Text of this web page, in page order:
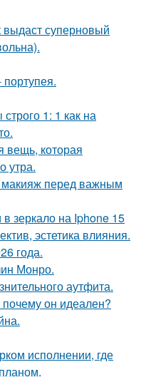
суперновый
1: 1 как на
вещь, которая
утра.
перед важным
зеркало на Iphone 15
эстетика влияния.
года.
Монро.
аутфита.
он идеален?
исполнении, где